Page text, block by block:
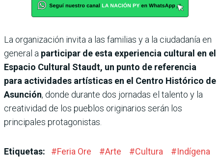
La organización invita a las familias y a la ciudadanía en
general a participar de esta experiencia cultural en el
Espacio Cultural Staudt, un punto de referencia
para actividades artísticas en el Centro Histórico de
Asunción, donde durante dos jornadas el talento y la
creatividad de los pueblos originarios serán los
principales protagonistas.
Etiquetas: #Feria Ore #Arte #Cultura #Indígena